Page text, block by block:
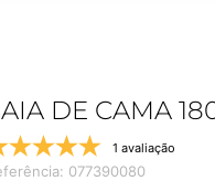
DE CAMA
1 avaliação
: 077390080